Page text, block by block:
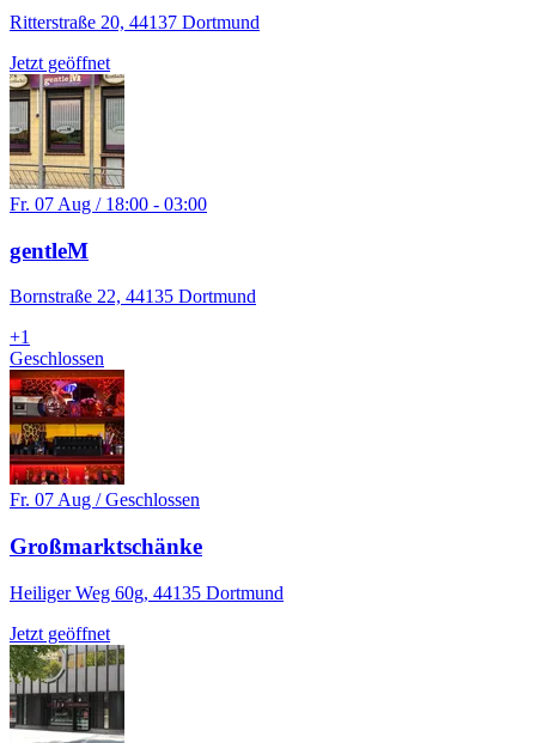
Ritterstraße 20, 44137 Dortmund
Jetzt geöffnet
Fr. 07 Aug / 18:00 - 03:00
gentleM
Bornstraße 22, 44135 Dortmund
+1
Geschlossen
Fr. 07 Aug / Geschlossen
Großmarktschänke
Heiliger Weg 60g, 44135 Dortmund
Jetzt geöffnet